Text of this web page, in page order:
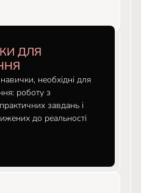
ДЛЯ
необхідні для
роботу з
завдань і
до реальності